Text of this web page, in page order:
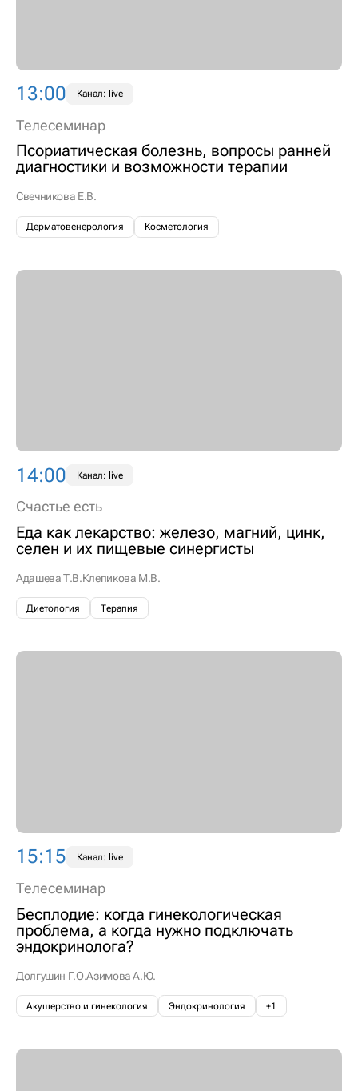
13:00 Канал: live
Телесеминар
Псориатическая болезнь, вопросы ранней
диагностики и возможности терапии
Свечникова Е.В.
Дерматовенерология Косметология
14:00 Канал: live
Счастье есть
Еда как лекарство: железо, магний, цинк,
селен и их пищевые синергисты
Адашева Т.В.Клепикова М.В.
Диетология Терапия
15:15 Канал: live
Телесеминар
Бесплодие: когда гинекологическая
проблема, а когда нужно подключать
эндокринолога?
Долгушин Г.О.Азимова А.Ю.
Акушерство и гинекология Эндокринология +1